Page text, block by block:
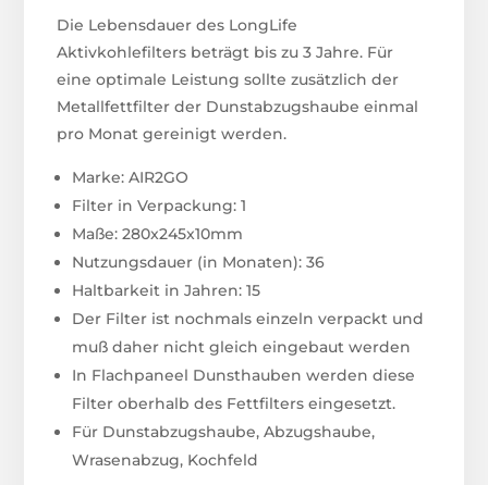
Die Lebensdauer des LongLife
Aktivkohlefilters beträgt bis zu 3 Jahre. Für
eine optimale Leistung sollte zusätzlich der
Metallfettfilter der Dunstabzugshaube einmal
pro Monat gereinigt werden.
Marke: AIR2GO
Filter in Verpackung: 1
Maße: 280x245x10mm
Nutzungsdauer (in Monaten): 36
Haltbarkeit in Jahren: 15
Der Filter ist nochmals einzeln verpackt und
muß daher nicht gleich eingebaut werden
In Flachpaneel Dunsthauben werden diese
Filter oberhalb des Fettfilters eingesetzt.
Für Dunstabzugshaube, Abzugshaube,
Wrasenabzug, Kochfeld